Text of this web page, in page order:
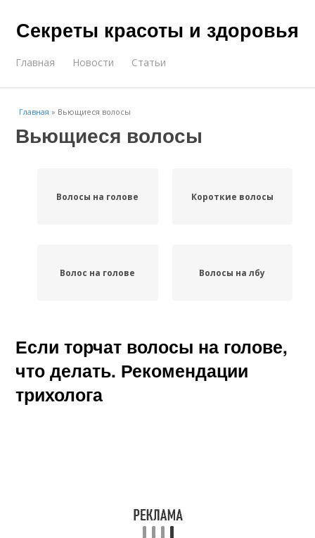
Секреты красоты и здоровья
Главная Новости Статьи
Главная » Вьющиеся волосы
Вьющиеся волосы
Волосы на голове Короткие волосы
Волос на голове Волосы на лбу
Если торчат волосы на голове,
что делать. Рекомендации
трихолога